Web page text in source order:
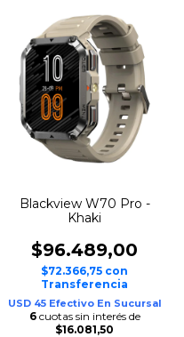
Blackview W70 Pro -
Khaki
$96.489,00
$72.366,75 con
Transferencia
USD 45 Efectivo En Sucursal
6 cuotas sin interés de
$16.081,50